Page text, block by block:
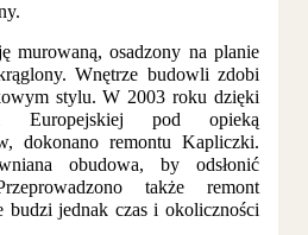
murowaną, osadzony na planie
Wnętrze budowli zdobi
stylu. W 2003 roku dzięki
Europejskiej pod opieką
dokonano remontu Kapliczki.
obudowa, by odsłonić
także remont
jednak czas i okoliczności